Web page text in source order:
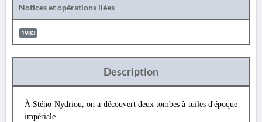
Notices et opérations liées
1983
Description
À Sténo Nydriou, on a découvert deux tombes à tuiles d'époque
impériale.